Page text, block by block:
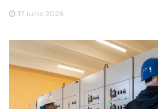
17 iunie 2026